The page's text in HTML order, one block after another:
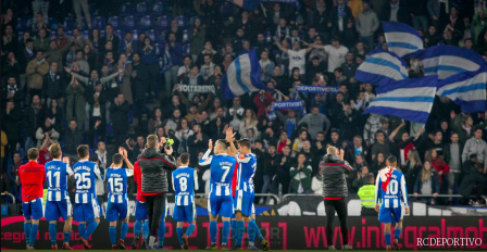
RCDEPORTIVO